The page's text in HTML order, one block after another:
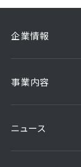
企業情報
事業内容
ニュース